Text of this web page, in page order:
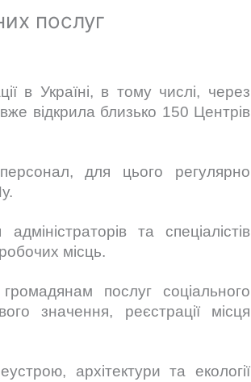
послуг
в Україні, в тому числі, через
відкрила близько 150 Центрів
для цього регулярно
та спеціалістів
місць.
послуг соціального
значення, реєстрації місця
архітектури та екології